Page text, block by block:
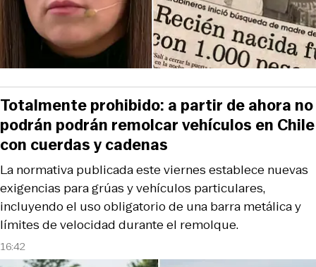
16:42
La normativa publicada este viernes establece nuevas
exigencias para grúas y vehículos particulares,
incluyendo el uso obligatorio de una barra metálica y
límites de velocidad durante el remolque.
Totalmente prohibido: a partir de ahora no
podrán podrán remolcar vehículos en Chile
con cuerdas y cadenas